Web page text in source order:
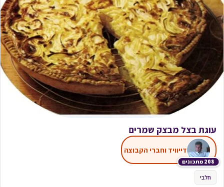
עוגת בצל מבצק שמרים
208 מתכונים
דייוויד וחברי הקבוצה
חלבי